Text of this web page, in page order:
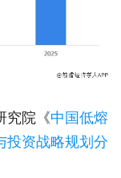
究院《中国低熔
投资战略规划分